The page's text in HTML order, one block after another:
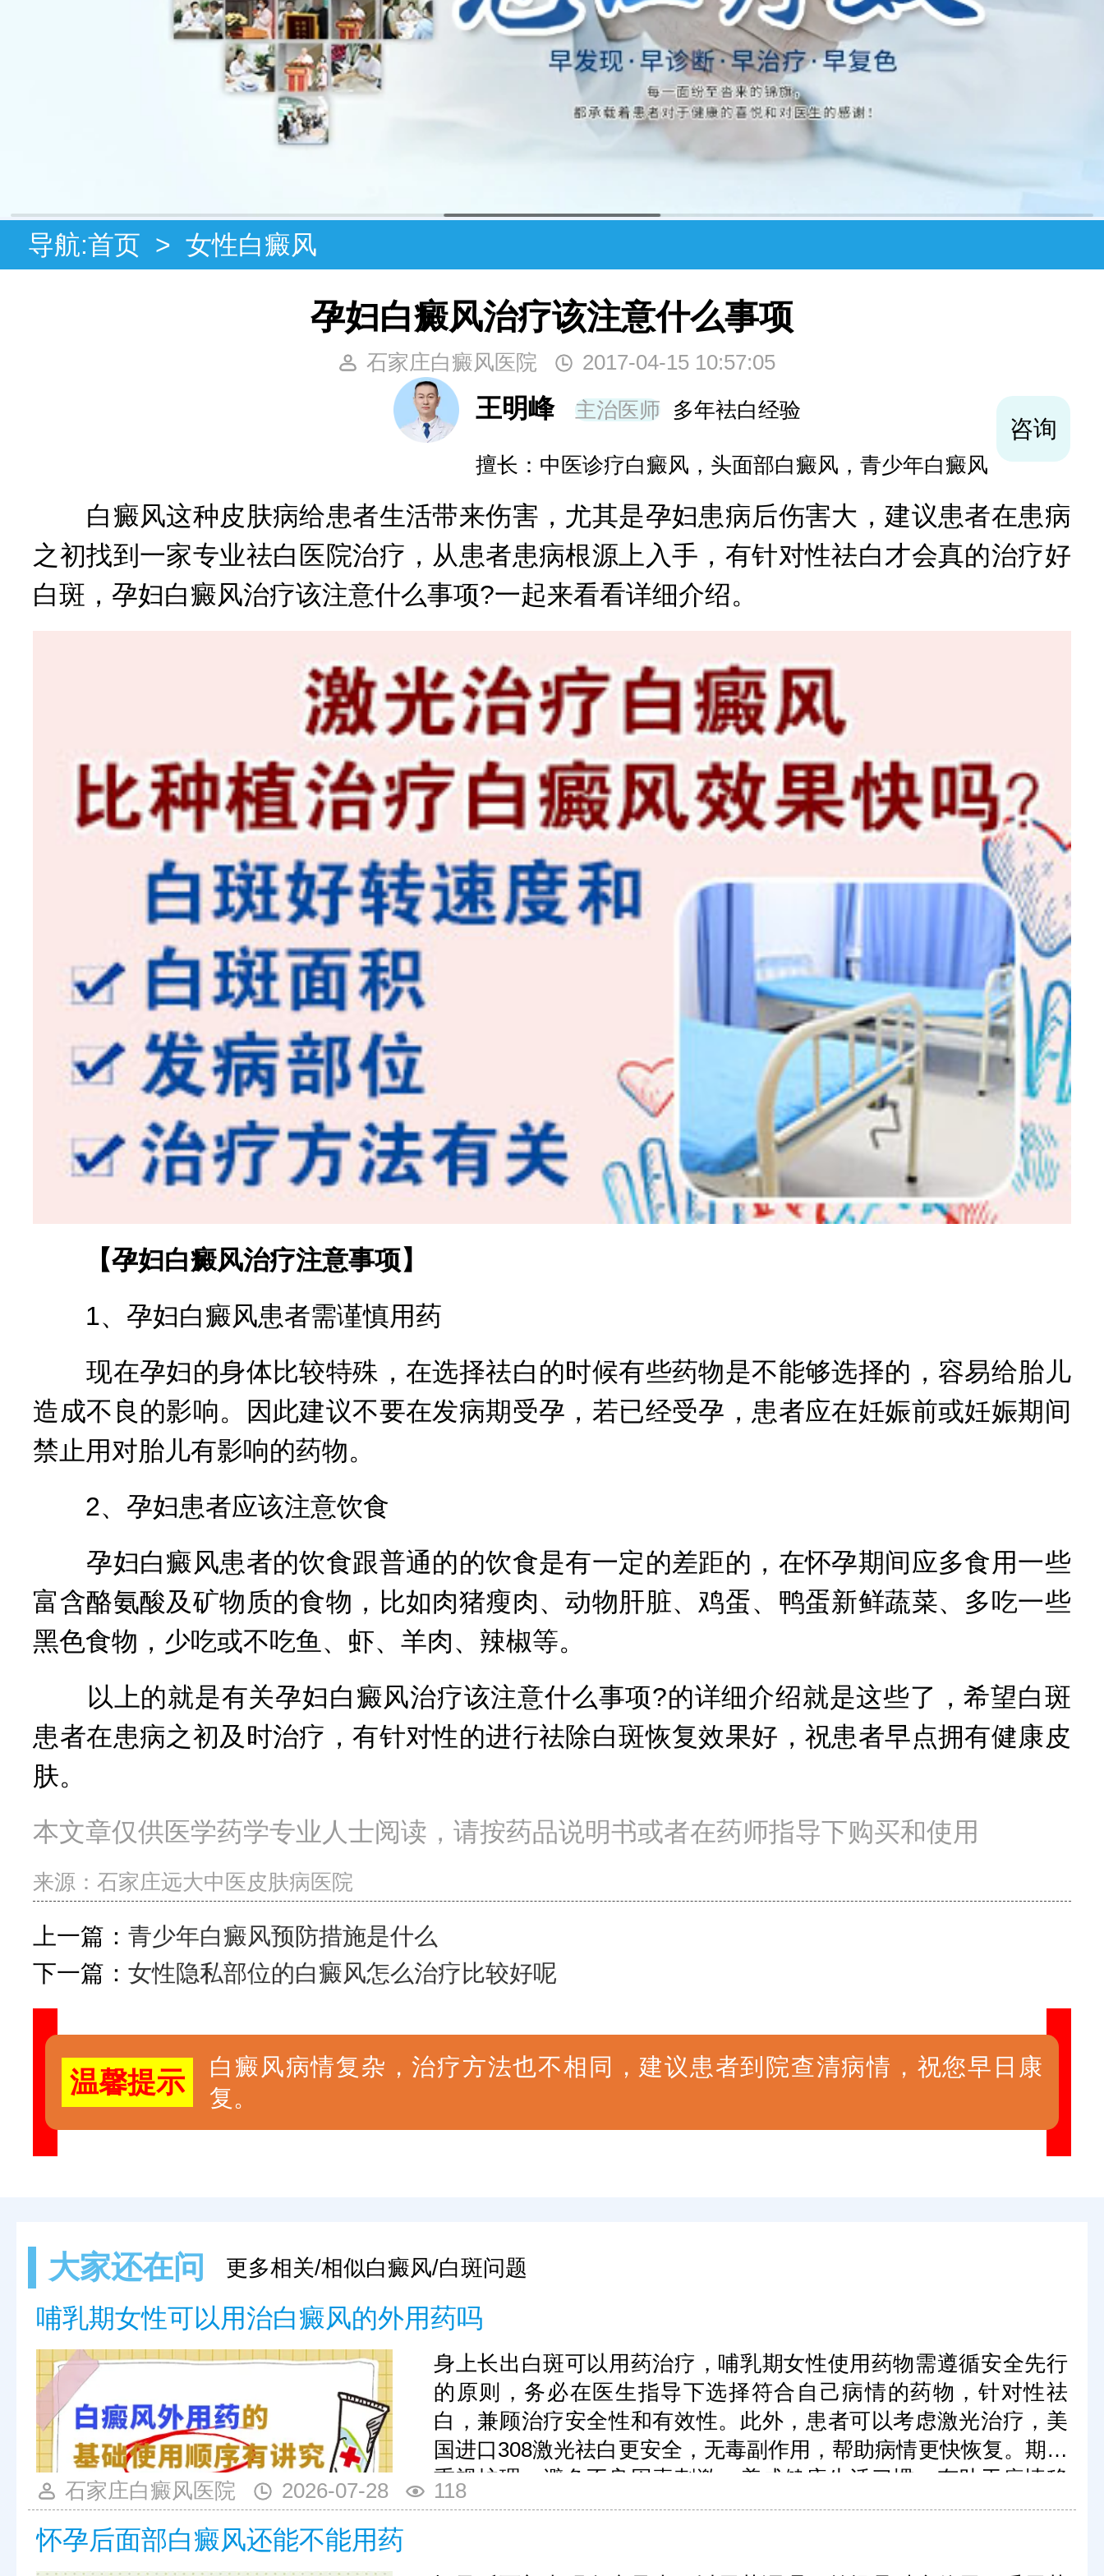
导航:首页 > 女性白癜风
孕妇白癜风治疗该注意什么事项
石家庄白癜风医院 2017-04-15 10:57:05
王明峰 主治医师 多年袪白经验
擅长：中医诊疗白癜风，头面部白癜风，青少年白癜风
咨询
白癜风这种皮肤病给患者生活带来伤害，尤其是孕妇患病后伤害大，建议患者在患病
之初找到一家专业祛白医院治疗，从患者患病根源上入手，有针对性祛白才会真的治疗好
白斑，孕妇白癜风治疗该注意什么事项?一起来看看详细介绍。
【孕妇白癜风治疗注意事项】
1、孕妇白癜风患者需谨慎用药
现在孕妇的身体比较特殊，在选择祛白的时候有些药物是不能够选择的，容易给胎儿
造成不良的影响。因此建议不要在发病期受孕，若已经受孕，患者应在妊娠前或妊娠期间
禁止用对胎儿有影响的药物。
2、孕妇患者应该注意饮食
孕妇白癜风患者的饮食跟普通的的饮食是有一定的差距的，在怀孕期间应多食用一些
富含酪氨酸及矿物质的食物，比如肉猪瘦肉、动物肝脏、鸡蛋、鸭蛋新鲜蔬菜、多吃一些
黑色食物，少吃或不吃鱼、虾、羊肉、辣椒等。
以上的就是有关孕妇白癜风治疗该注意什么事项?的详细介绍就是这些了，希望白斑
患者在患病之初及时治疗，有针对性的进行祛除白斑恢复效果好，祝患者早点拥有健康皮
肤。
本文章仅供医学药学专业人士阅读，请按药品说明书或者在药师指导下购买和使用
来源：石家庄远大中医皮肤病医院
上一篇：青少年白癜风预防措施是什么
下一篇：女性隐私部位的白癜风怎么治疗比较好呢
温馨提示
白癜风病情复杂，治疗方法也不相同，建议患者到院查清病情，祝您早日康
复。
大家还在问 更多相关/相似白癜风/白斑问题
哺乳期女性可以用治白癜风的外用药吗
身上长出白斑可以用药治疗，哺乳期女性使用药物需遵循安全先行
的原则，务必在医生指导下选择符合自己病情的药物，针对性祛
白，兼顾治疗安全性和有效性。此外，患者可以考虑激光治疗，美
国进口308激光祛白更安全，无毒副作用，帮助病情更快恢复。期间
重视护理，避免不良因素刺激，养成健康生活习惯，有助于病情稳
步恢复。
石家庄白癜风医院 2026-07-28 118
怀孕后面部白癜风还能不能用药